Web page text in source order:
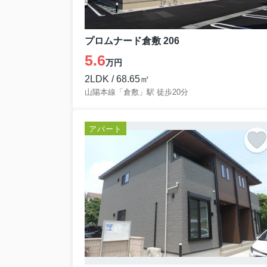
プロムナード倉敷 206
5.6万円
2LDK / 68.65㎡
山陽本線「倉敷」駅 徒歩20分
アパート